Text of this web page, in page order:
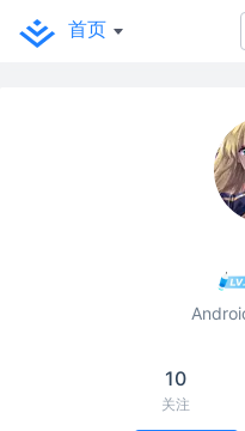
首页
10
关注